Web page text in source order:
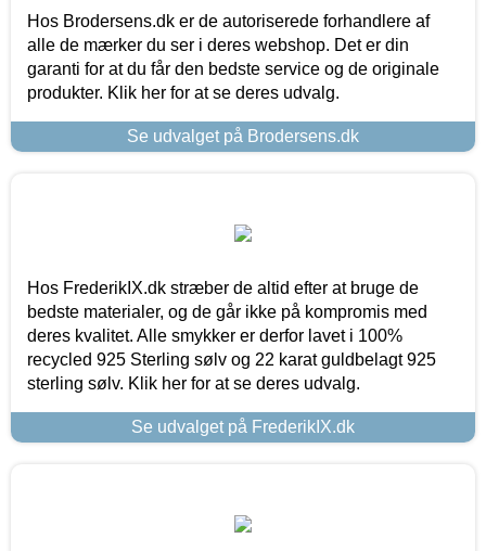
Hos Brodersens.dk er de autoriserede forhandlere af
alle de mærker du ser i deres webshop. Det er din
garanti for at du får den bedste service og de originale
produkter. Klik her for at se deres udvalg.
Se udvalget på Brodersens.dk
Hos FrederikIX.dk stræber de altid efter at bruge de
bedste materialer, og de går ikke på kompromis med
deres kvalitet. Alle smykker er derfor lavet i 100%
recycled 925 Sterling sølv og 22 karat guldbelagt 925
sterling sølv. Klik her for at se deres udvalg.
Se udvalget på FrederikIX.dk